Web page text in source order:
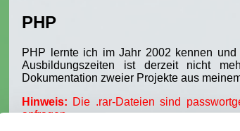
PHP
PHP lernte ich im Jahr 2002 kennen
Ausbildungszeiten ist derzeit nicht
Dokumentation zweier Projekte aus
Hinweis: Die .rar-Dateien sind
anfragen.